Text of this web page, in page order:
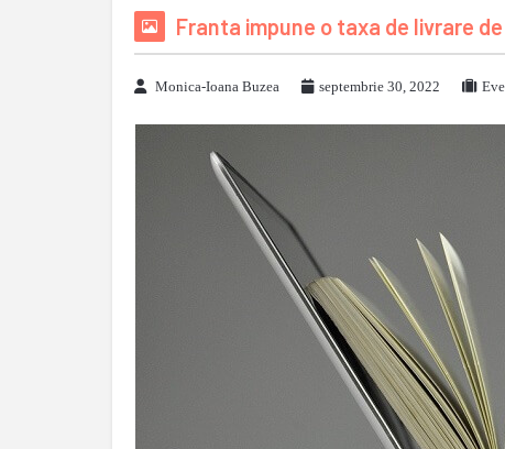
Franta impune o taxa de livrare
Monica-Ioana Buzea septembrie 30, 2022